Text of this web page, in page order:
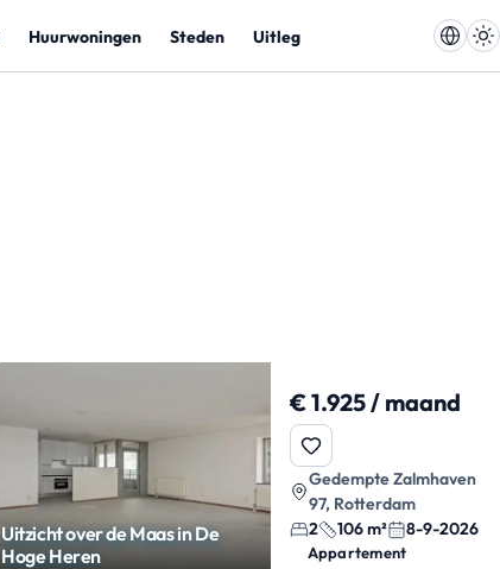
Huurwoningen Steden Uitleg
Uitzicht over de Maas in De
Hoge Heren
€ 1.925 / maand
Gedempte Zalmhaven
97, Rotterdam
2
106 m² 8-9-2026
Appartement